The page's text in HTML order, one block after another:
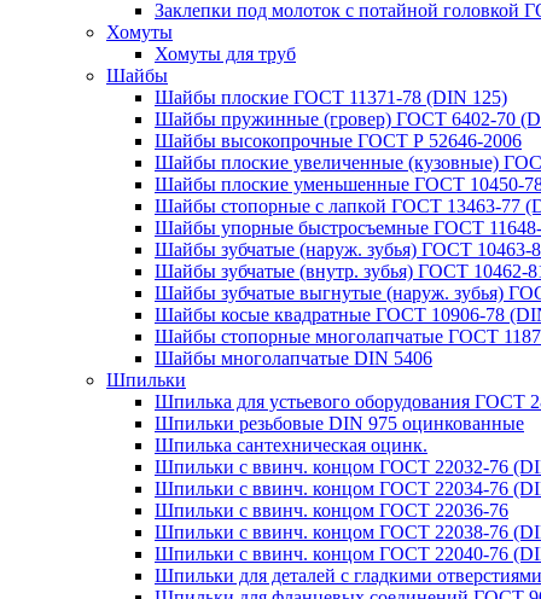
Заклепки под молоток с потайной головкой
Хомуты
Хомуты для труб
Шайбы
Шайбы плоские ГОСТ 11371-78 (DIN 125)
Шайбы пружинные (гровер) ГОСТ 6402-70
Шайбы высокопрочные ГОСТ Р 52646-2006
Шайбы плоские увеличенные (кузовные)
Шайбы плоские уменьшенные ГОСТ 10450-
Шайбы стопорные с лапкой ГОСТ 13463-77
Шайбы упорные быстросъемные ГОСТ
Шайбы зубчатые (наруж. зубья) ГОСТ 10463-
Шайбы зубчатые (внутр. зубья) ГОСТ 10462-
Шайбы зубчатые выгнутые (наруж. зубья)
Шайбы косые квадратные ГОСТ 10906-78
Шайбы стопорные многолапчатые ГОСТ
Шайбы многолапчатые DIN 5406
Шпильки
Шпилька для устьевого оборудования ГОСТ
Шпильки резьбовые DIN 975 оцинкованные
Шпилька сантехническая оцинк.
Шпильки с ввинч. концом ГОСТ 22032-76
Шпильки с ввинч. концом ГОСТ 22034-76
Шпильки с ввинч. концом ГОСТ 22036-76
Шпильки с ввинч. концом ГОСТ 22038-76
Шпильки с ввинч. концом ГОСТ 22040-76
Шпильки для деталей с гладкими